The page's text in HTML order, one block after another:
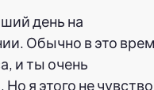
день на
Обычно в это
и ты очень
я этого не